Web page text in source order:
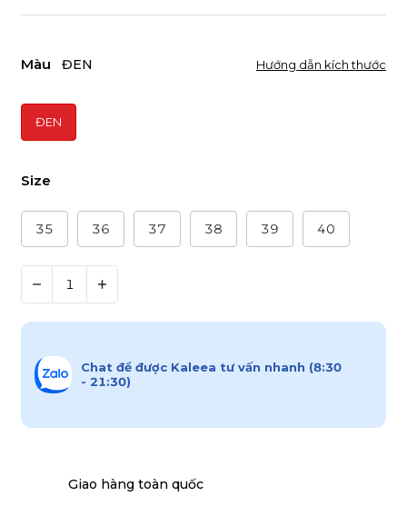
Màu ĐEN
ĐEN
Size
35 36 37 38 39 40
Hướng dẫn kích thước
Chat để được Kaleea tư vấn nhanh (8:30
- 21:30)
Giao hàng toàn quốc